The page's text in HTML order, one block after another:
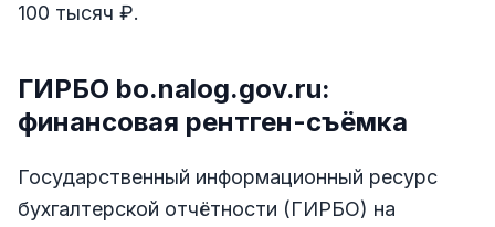
100 тысяч ₽.
ГИРБО bo.nalog.gov.ru:
финансовая рентген-съёмка
Государственный информационный ресурс
бухгалтерской отчётности (ГИРБО) на